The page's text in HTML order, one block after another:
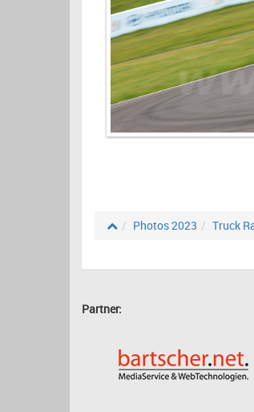
Photos 2023 Truck
Partner: